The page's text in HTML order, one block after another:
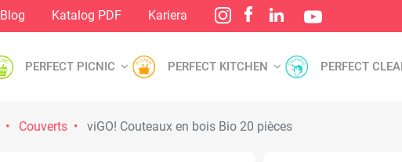
Blog Katalog PDF Kariera
PERFECT PICNIC PERFECT KITCHEN PERFECT
Couverts viGO! Couteaux en bois Bio 20 pièces